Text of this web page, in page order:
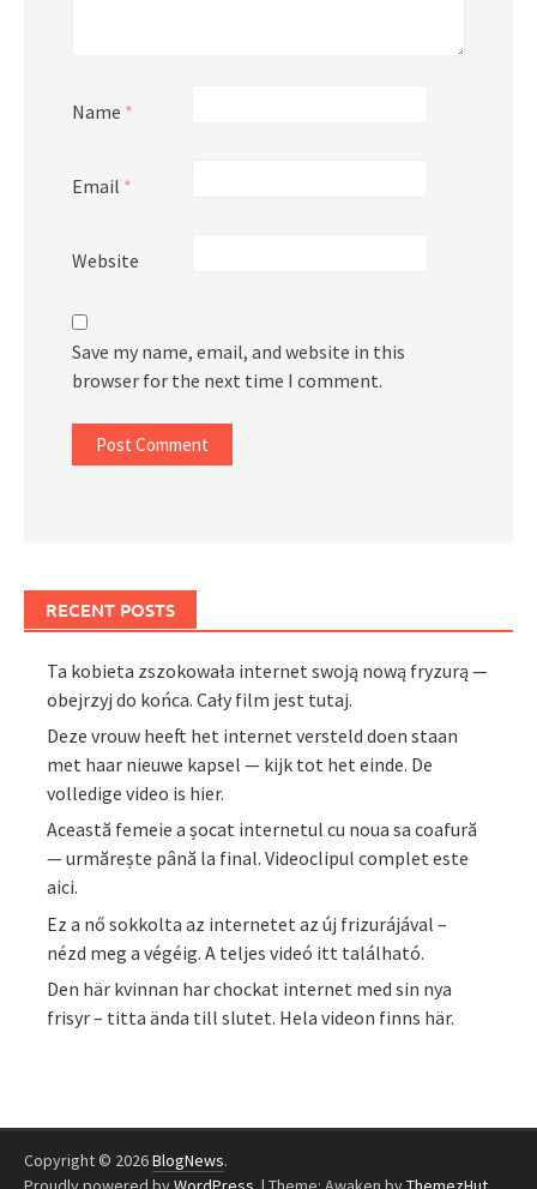
Name *
Email *
Website
Save my name, email, and website in this
browser for the next time I comment.
RECENT POSTS
Ta kobieta zszokowała internet swoją nową fryzurą —
obejrzyj do końca. Cały film jest tutaj.
Deze vrouw heeft het internet versteld doen staan
met haar nieuwe kapsel — kijk tot het einde. De
volledige video is hier.
Această femeie a șocat internetul cu noua sa coafură
— urmărește până la final. Videoclipul complet este
aici.
Ez a nő sokkolta az internetet az új frizurájával –
nézd meg a végéig. A teljes videó itt található.
Den här kvinnan har chockat internet med sin nya
frisyr – titta ända till slutet. Hela videon finns här.
Copyright © 2026BlogNews.